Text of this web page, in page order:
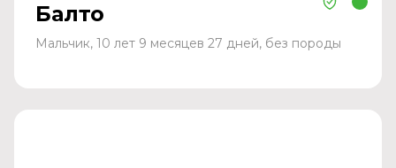
Балто
Мальчик, 10 лет 9 месяцев 27 дней, без породы